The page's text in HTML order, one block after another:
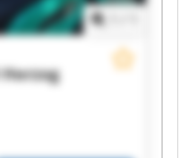
Herzog